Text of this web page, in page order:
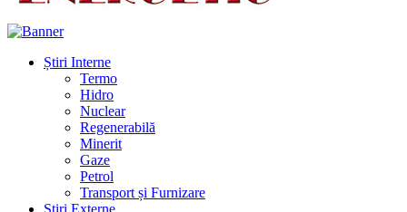
Știri Interne
Termo
Hidro
Nuclear
Regenerabilă
Minerit
Gaze
Petrol
Transport și Furnizare
Știri Externe